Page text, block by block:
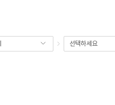
선택하세요